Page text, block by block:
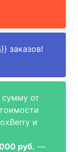
заказов!
сумму от
и
руб. —